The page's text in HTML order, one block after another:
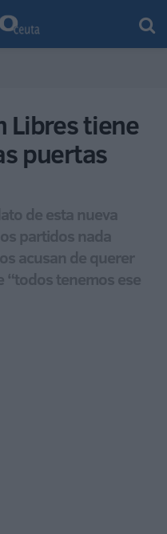
Libres tiene
puertas
de esta nueva
partidos nada
acusan de querer
“todos tenemos ese